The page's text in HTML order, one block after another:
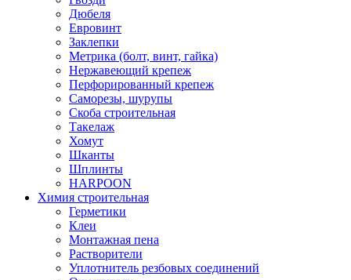
Дюбеля
Евровинт
Заклепки
Метрика (болт, винт, гайка)
Нержавеющий крепеж
Перфорированный крепеж
Саморезы, шурупы
Скоба строительная
Такелаж
Хомут
Шканты
Шплинты
HARPOON
Химия строительная
Герметики
Клеи
Монтажная пена
Растворители
Уплотнитель резбовых соединений